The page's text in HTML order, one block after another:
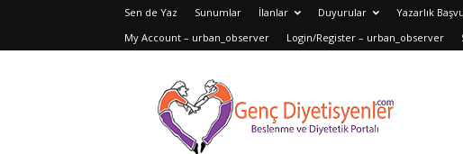
Sen de Yaz Sunumlar İlanlar Duyurular Yazarlık
My Account – urban_observer
Login/Register – urban_observer
Genç
Diyetisyenler